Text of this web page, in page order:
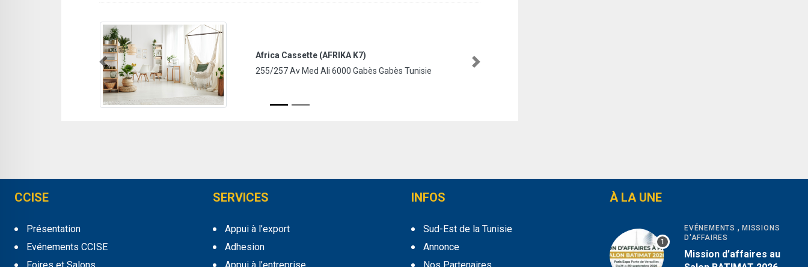
Africa Cassette (AFRIKA K7)
255/257 Av Med Ali 6000 Gabès Gabès Tunisie
Previous Next
CCISE
Présentation
Evénements CCISE
SERVICES
Appui à l’export
Adhesion
INFOS
Sud-Est de la Tunisie
Annonce
À LA UNE
EVÉNEMENTS , MISSIONS
D'AFFAIRES
Mission d’affaires au